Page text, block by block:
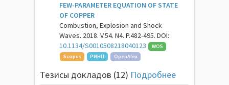
FEW-PARAMETER EQUATION OF STATE
OF COPPER
Combustion, Explosion and Shock
Waves. 2018. V.54. N4. P.482-495. DOI:
10.1134/S0010508218040123
WOS
Scopus
РИНЦ OpenAlex
Тезисы докладов (12) Подробнее